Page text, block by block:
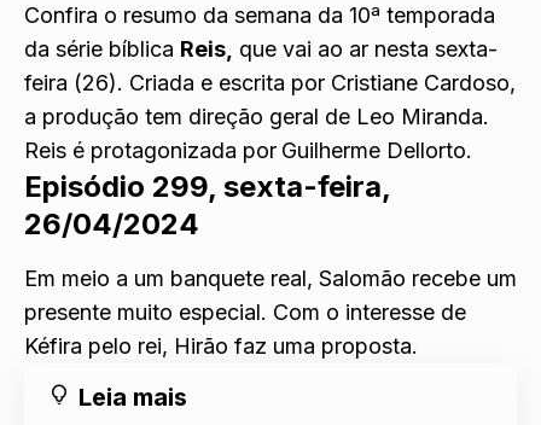
Confira o resumo da semana da 10ª temporada
da série bíblica Reis, que vai ao ar nesta sexta-
feira (26). Criada e escrita por Cristiane Cardoso,
a produção tem direção geral de Leo Miranda.
Reis é protagonizada por Guilherme Dellorto.
Episódio 299, sexta-feira,
26/04/2024
Em meio a um banquete real, Salomão recebe um
presente muito especial. Com o interesse de
Kéfira pelo rei, Hirão faz uma proposta.
Leia mais